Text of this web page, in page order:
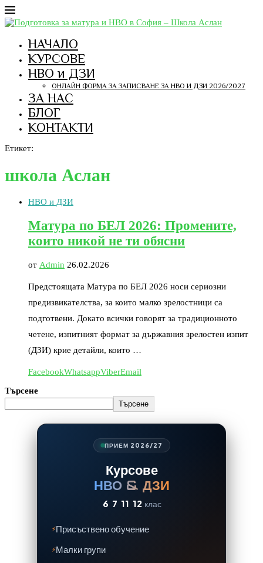
НАЧАЛО
КУРСОВЕ
НВО и ДЗИ
ОНЛАЙН ФОРМА ЗА ЗАПИСВАНЕ ЗА НВО И ДЗИ 2026/2027
ЗА НАС
БЛОГ
КОНТАКТИ
Етикет:
школа Аслан
НВО и ДЗИ
Матура по БЕЛ 2026: Промените,
които никой не ти обясни
от Admin 26.02.2026
Предстоящата Матура по БЕЛ 2026 носи сериозни
предизвикателства, за които малко зрелостници са
подготвени. Докато всички говорят за традиционното
четене, изпитният формат за държавния зрелостен изпит
(ДЗИ) крие детайли, които …
FacebookWhatsappViberEmail
Търсене
Търсене
ПРИЕМ 2026/27
Курсове
НВО & ДЗИ
6 7 11 12 клас
Присъствено обучение
Малки групи